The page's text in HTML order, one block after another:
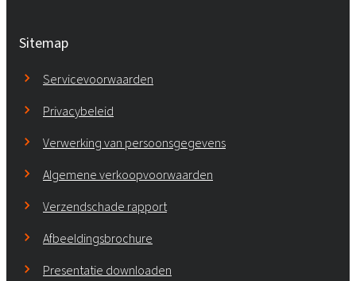
Sitemap
Servicevoorwaarden
Privacybeleid
Verwerking van persoonsgegevens
Algemene verkoopvoorwaarden
Verzendschade rapport
Afbeeldingsbrochure
Presentatie downloaden